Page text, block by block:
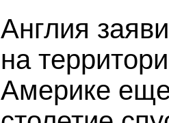
Англия
на
Америке